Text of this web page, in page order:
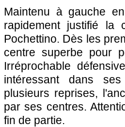
Maintenu à gauche
rapidement justifié la
Pochettino. Dès les
centre superbe pour
Irréprochable
intéressant dans
plusieurs reprises,
par ses centres.
fin de partie.